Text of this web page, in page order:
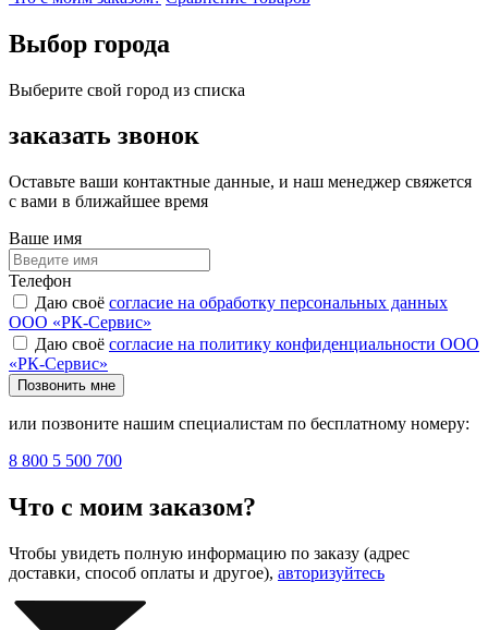
Выбор города
Выберите свой город из списка
заказать звонок
Оставьте ваши контактные данные, и наш менеджер свяжется
с вами в ближайшее время
Ваше имя
Телефон
Даю своё согласие на обработку персональных данных
ООО «РК-Сервис»
Даю своё согласие на политику конфиденциальности ООО
«РК-Сервис»
Позвонить мне
или позвоните нашим специалистам по бесплатному номеру:
8 800 5 500 700
Что с моим заказом?
Чтобы увидеть полную информацию по заказу (адрес
доставки, способ оплаты и другое), авторизуйтесь